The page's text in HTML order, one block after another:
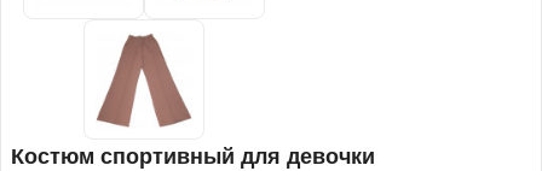
Костюм спортивный для девочки